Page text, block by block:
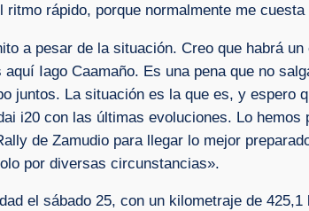
rápido, porque normalmente me
a pesar de la situación. Creo que habrá
Iago Caamaño. Es una pena que no
juntos. La situación es la que es, y espero
i20 con las últimas evoluciones. Lo
de Zamudio para llegar lo mejor
por diversas circunstancias».
el sábado 25, con un kilometraje de